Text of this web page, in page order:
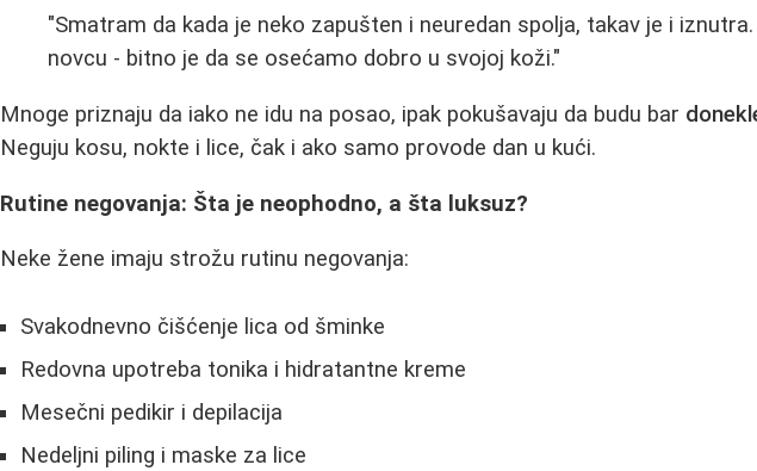
"Smatram da kada je neko zapušten i neuredan spolja, takav je i
novcu - bitno je da se osećamo dobro u svojoj koži."
Mnoge priznaju da iako ne idu na posao, ipak pokušavaju da budu bar
Neguju kosu, nokte i lice, čak i ako samo provode dan u kući.
Rutine negovanja: Šta je neophodno, a šta luksuz?
Neke žene imaju strožu rutinu negovanja:
Svakodnevno čišćenje lica od šminke
Redovna upotreba tonika i hidratantne kreme
Mesečni pedikir i depilacija
Nedeljni piling i maske za lice